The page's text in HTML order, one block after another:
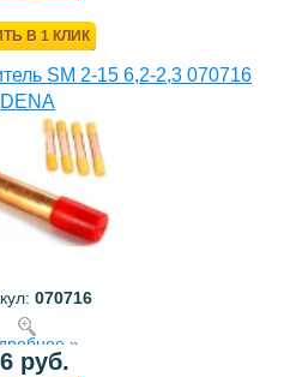
В 1 КЛИК
SM 2-15 6,2-2,3 070716
DENA
070716
»
руб.